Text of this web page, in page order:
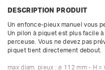
DESCRIPTION PRODUIT
Un enfonce-pieux manuel vous
Un pilon à piquet est plus facile
perceuse. Vous ne devez pas
piquet tient directement debout.
max diam. pieux : ø 112 mm - H =